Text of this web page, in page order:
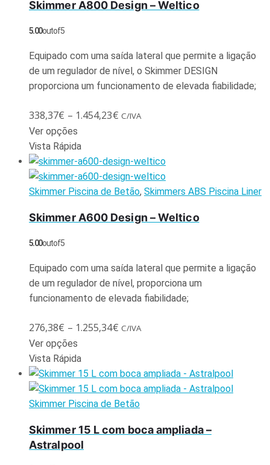
Skimmer A800 Design – Weltico
5.00out of 5
Equipado com uma saída lateral que permite a ligação
de um regulador de nível, o Skimmer DESIGN
proporciona um funcionamento de elevada fiabilidade;
338,37€ – 1.454,23€ C/IVA
Ver opções
Vista Rápida
Skimmer Piscina de Betão, Skimmers ABS Piscina Liner
Skimmer A600 Design – Weltico
5.00out of 5
Equipado com uma saída lateral que permite a ligação
de um regulador de nível, proporciona um
funcionamento de elevada fiabilidade;
276,38€ – 1.255,34€ C/IVA
Ver opções
Vista Rápida
Skimmer Piscina de Betão
Skimmer 15 L com boca ampliada –
Astralpool